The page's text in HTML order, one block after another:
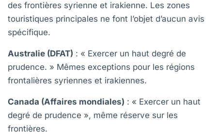
des frontières syrienne et irakienne. Les zones
touristiques principales ne font l’objet d’aucun avis
spécifique.
Australie (DFAT) : « Exercer un haut degré de
prudence. » Mêmes exceptions pour les régions
frontalières syriennes et irakiennes.
Canada (Affaires mondiales) : « Exercer un haut
degré de prudence », même réserve sur les
frontières.